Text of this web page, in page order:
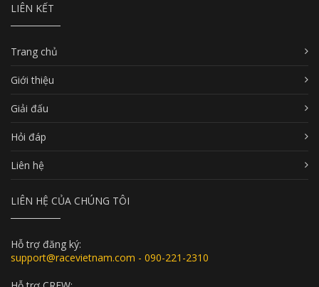
LIÊN KẾT
Trang chủ
Giới thiệu
Giải đấu
Hỏi đáp
Liên hệ
LIÊN HỆ CỦA CHÚNG TÔI
Hỗ trợ đăng ký:
support@racevietnam.com - 090-221-2310